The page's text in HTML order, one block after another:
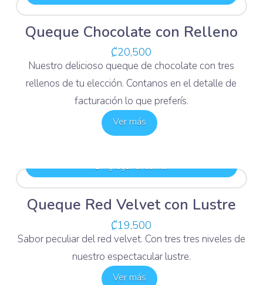
Queque Chocolate con Relleno
₡20,500
Nuestro delicioso queque de chocolate con tres
rellenos de tu elección. Contanos en el detalle de
facturación lo que preferís.
Ver más
Queque Red Velvet con Lustre
₡19,500
Sabor peculiar del red velvet. Con tres tres niveles de
nuestro espectacular lustre.
Agregar al carrito
Ver más